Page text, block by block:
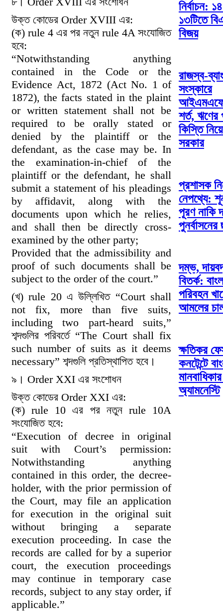
উক্ত কোডের Order XVIII এর:
(ক) rule 4 এর পর নতুন rule 4A সংযোজিত
হবে:
“Notwithstanding anything
contained in the Code or the
Evidence Act, 1872 (Act No. 1 of
1872), the facts stated in the plaint
or written statement shall not be
required to be orally stated or
denied by the plaintiff or the
defendant, as the case may be. In
the examination-in-chief of the
plaintiff or the defendant, he shall
submit a statement of his pleadings
by affidavit, along with the
documents upon which he relies,
and shall then be directly cross-
examined by the other party;
Provided that the admissibility and
proof of such documents shall be
subject to the order of the court.”
(খ) rule 20 এ উল্লিখিত “Court shall
not fix, more than five suits,
including two part-heard suits,”
শব্দগুলির পরিবর্তে “The Court shall fix
such number of suits as it deems
necessary” শব্দগুলি প্রতিস্থাপিত হবে।
৯। Order XXI এর সংশোধন
উক্ত কোডের Order XXI এর:
(ক) rule 10 এর পর নতুন rule 10A
সংযোজিত হবে:
“Execution of decree in original
suit with Court’s permission:
Notwithstanding anything
contained in this order, the decree-
holder, with the prior permission of
the Court, may file an application
for execution in the original suit
without bringing a separate
execution proceeding. In case the
records are called for by a superior
court, the execution proceedings
may continue in temporary case
records, subject to any stay order, if
applicable.”
নির্বাচন:
১৩টিতে
বিজয়
রাজস্ব-
সংস্কারে
শর্ত, ঋণের
কিস্তি
সরকার
প্রশাসক
নেপথ্যে:
পূরণ নাকি
দম্ভ,
বিতর্ক:
পরিবহন
আমলের
ক্ষতিকর
কনটেন্টে
অ্যামনেস্টি